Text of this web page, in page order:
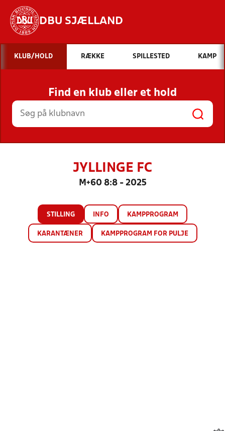
DBU SJÆLLAND
Hvad vil du søge efter?
INDHOLD OG NYHEDER
STILLINGER, RESULTATER, KLUBBER OG
HOLD
KLUB/HOLD RÆKKE SPILLESTED KAMP
Find en klub eller et hold
JYLLINGE FC
M+60 8:8 - 2025
STILLING INFO KAMPPROGRAM
KARANTÆNER KAMPPROGRAM FOR PULJE